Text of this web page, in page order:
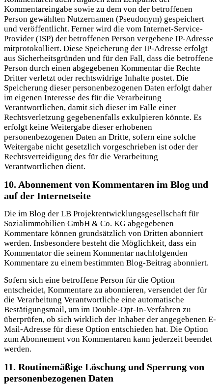
Kommentareingabe sowie zu dem von der betroffenen
Person gewählten Nutzernamen (Pseudonym) gespeichert
und veröffentlicht. Ferner wird die vom Internet-Service-
Provider (ISP) der betroffenen Person vergebene IP-Adresse
mitprotokolliert. Diese Speicherung der IP-Adresse erfolgt
aus Sicherheitsgründen und für den Fall, dass die betroffene
Person durch einen abgegebenen Kommentar die Rechte
Dritter verletzt oder rechtswidrige Inhalte postet. Die
Speicherung dieser personenbezogenen Daten erfolgt daher
im eigenen Interesse des für die Verarbeitung
Verantwortlichen, damit sich dieser im Falle einer
Rechtsverletzung gegebenenfalls exkulpieren könnte. Es
erfolgt keine Weitergabe dieser erhobenen
personenbezogenen Daten an Dritte, sofern eine solche
Weitergabe nicht gesetzlich vorgeschrieben ist oder der
Rechtsverteidigung des für die Verarbeitung
Verantwortlichen dient.
10. Abonnement von Kommentaren im Blog und
auf der Internetseite
Die im Blog der LB Projektentwicklungsgesellschaft für
Sozialimmobilien GmbH & Co. KG abgegebenen
Kommentare können grundsätzlich von Dritten abonniert
werden. Insbesondere besteht die Möglichkeit, dass ein
Kommentator die seinem Kommentar nachfolgenden
Kommentare zu einem bestimmten Blog-Beitrag abonniert.
Sofern sich eine betroffene Person für die Option
entscheidet, Kommentare zu abonnieren, versendet der für
die Verarbeitung Verantwortliche eine automatische
Bestätigungsmail, um im Double-Opt-In-Verfahren zu
überprüfen, ob sich wirklich der Inhaber der angegebenen E-
Mail-Adresse für diese Option entschieden hat. Die Option
zum Abonnement von Kommentaren kann jederzeit beendet
werden.
11. Routinemäßige Löschung und Sperrung von
personenbezogenen Daten